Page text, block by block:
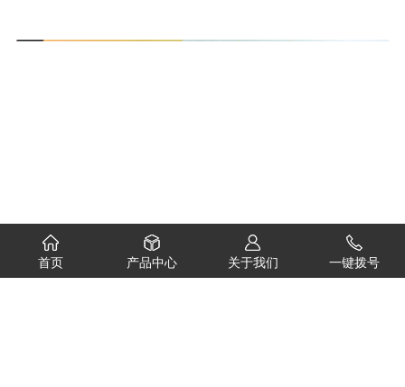
首页 产品中心 关于我们 一键拨号